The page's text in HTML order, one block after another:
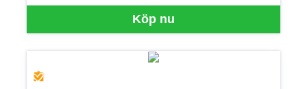
Köp nu